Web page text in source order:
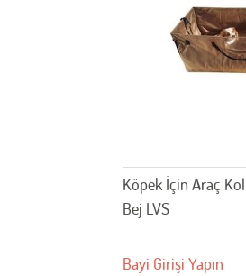
Köpek İçin Araç
Bej LVS
Bayi Girişi Yapın